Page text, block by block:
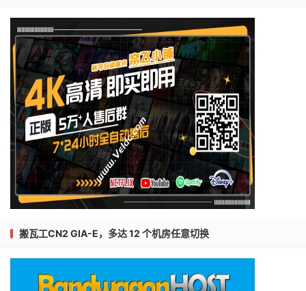
搬瓦工CN2 GIA-E，多达 12 个机房任意切换